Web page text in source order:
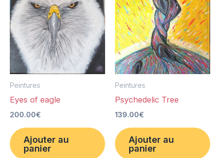
Peintures
Eyes of eagle
200.00€
Ajouter au
panier
Peintures
Psychedelic Tree
139.00€
Ajouter au
panier